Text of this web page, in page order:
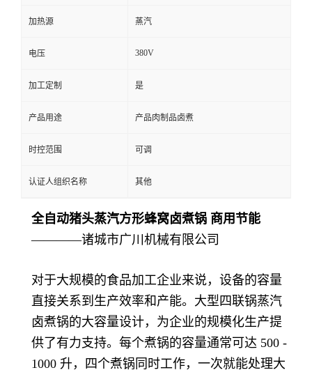
加热源 蒸汽
电压 380V
加工定制 是
产品用途 产品肉制品卤煮
时控范围 可调
认证人组织名称 其他
全自动猪头蒸汽方形蜂窝卤煮锅 商用节能
————诸城市广川机械有限公司
对于大规模的食品加工企业来说，设备的容量
直接关系到生产效率和产能。大型四联锅蒸汽
卤煮锅的大容量设计，为企业的规模化生产提
供了有力支持。每个煮锅的容量通常可达 500 -
1000 升，四个煮锅同时工作，一次就能处理大